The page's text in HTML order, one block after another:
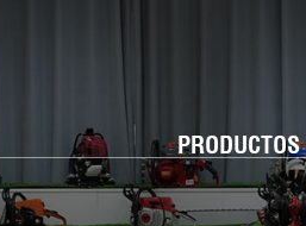
PRODUCTOS